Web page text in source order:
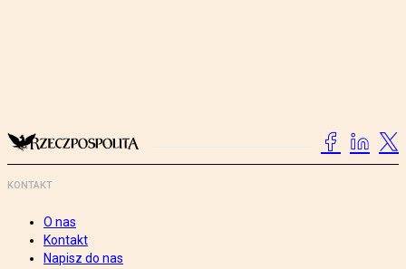
KONTAKT
O nas
Kontakt
Napisz do nas